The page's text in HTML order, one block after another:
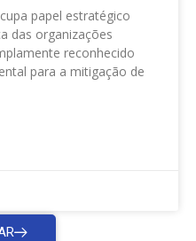
papel estratégico
das organizações
reconhecido
para a mitigação de